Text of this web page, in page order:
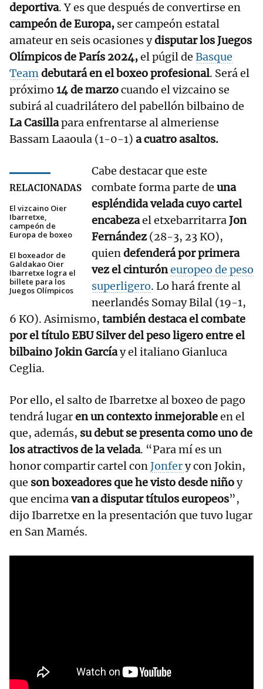
deportiva. Y es que después de convertirse en
campeón de Europa, ser campeón estatal
amateur en seis ocasiones ydisputar los Juegos
Olímpicos de París 2024,el púgil de Basque
Teamdebutará en el boxeo profesional. Será el
próximo 14 de marzocuando el vizcaino se
subirá al cuadrilátero del pabellón bilbaino de
La Casillapara enfrentarse al almeriense
Bassam Laaoula (1-0-1) a cuatro asaltos.
RELACIONADAS
El vizcaino Oier
Ibarretxe,
campeón de
Europa de boxeo
El boxeador de
Galdakao Oier
Ibarretxe logra el
billete para los
Juegos Olímpicos
Cabe destacar que este
combate forma parte de una
espléndida velada cuyo cartel
encabezael etxebarritarraJon
Fernández (28-3, 23 KO),
quiendefenderá por primera
vez el cinturóneuropeo de peso
superligero. Lo hará frente al
neerlandés Somay Bilal (19-1,
6 KO). Asimismo, también destaca el combate
por el título EBU Silver del peso ligero entre el
bilbaino Jokin Garcíay el italiano Gianluca
Ceglia.
Por ello, el salto de Ibarretxe al boxeo de pago
tendrá lugaren un contexto inmejorableen el
que, además, su debut se presenta como uno de
los atractivos de la velada. “Para mí es un
honor compartir cartel conJonfery con Jokin,
que son boxeadores que he visto desde niñoy
que encimavan a disputar títulos europeos”,
dijo Ibarretxe en la presentación que tuvo lugar
en San Mamés.